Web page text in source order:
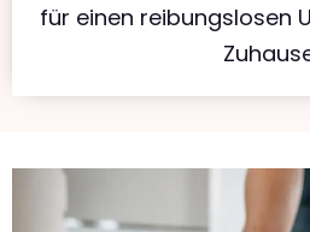
für einen reibungslosen